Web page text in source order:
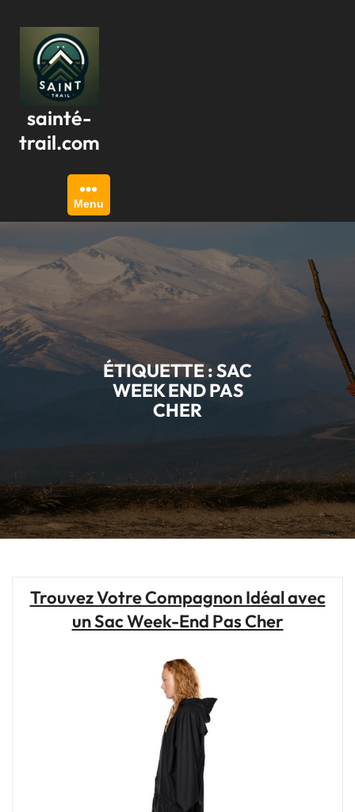
contenu
sainté-
trail.com
Menu
ÉTIQUETTE :SAC
WEEK END PAS
CHER
Trouvez Votre Compagnon Idéal avec
un Sac Week-End Pas Cher